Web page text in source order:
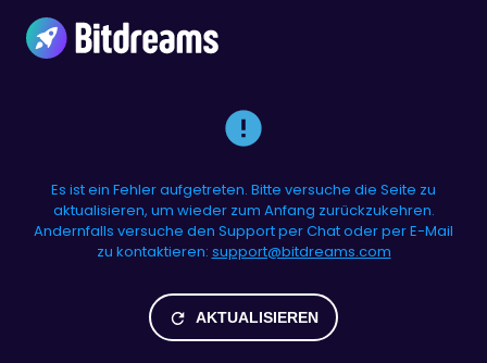
Es ist ein Fehler aufgetreten. Bitte versuche die Seite zu
aktualisieren, um wieder zum Anfang zurückzukehren.
Andernfalls versuche den Support per Chat oder per E-Mail
zu kontaktieren: support@bitdreams.com
AKTUALISIEREN